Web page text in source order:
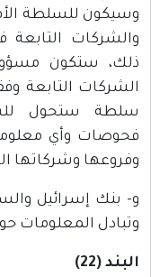
وسيكون للسلطة
والشركات
ذلك، ستكون
الشركات التابعة
سلطة ستحول
فحوصات وأي
وفروعها وشركاتها
و- بنك إسرائيل
وتبادل المعلومات
البند (22)